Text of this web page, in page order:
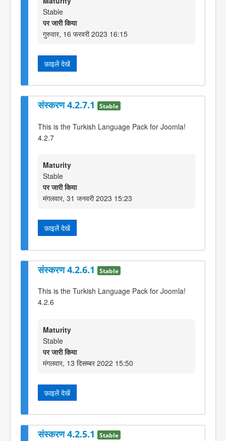
Stable
पर जारी किया
गुरुवार, 16 फरवरी 2023 16:15
फ़ाइलें देखें
संस्करण 4.2.7.1 Stable
This is the Turkish Language Pack for Joomla!
4.2.7
Maturity
Stable
पर जारी किया
मंगलवार, 31 जनवरी 2023 15:23
फ़ाइलें देखें
संस्करण 4.2.6.1 Stable
This is the Turkish Language Pack for Joomla!
4.2.6
Maturity
Stable
पर जारी किया
मंगलवार, 13 दिसम्बर 2022 15:50
फ़ाइलें देखें
संस्करण 4.2.5.1 Stable